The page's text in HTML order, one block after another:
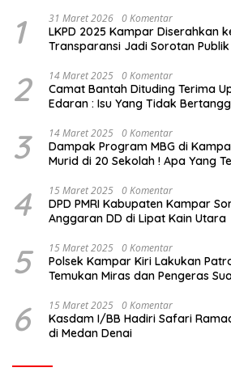
1 31 Maret 2026 0 Komentar
LKPD 2025 Kampar Diserahkan
Transparansi Jadi Sorotan Publik
2 14 Maret 2025 0 Komentar
Camat Bantah Dituding Terima
Edaran : Isu Yang Tidak
3 14 Maret 2025 0 Komentar
Dampak Program MBG di
Murid di 20 Sekolah ! Apa Yang
4 15 Maret 2025 0 Komentar
DPD PMRI Kabupaten Kampar
Anggaran DD di Lipat Kain Utara
5 15 Maret 2025 0 Komentar
Polsek Kampar Kiri Lakukan
Temukan Miras dan Pengeras
6 15 Maret 2025 0 Komentar
Kasdam I/BB Hadiri Safari
di Medan Denai